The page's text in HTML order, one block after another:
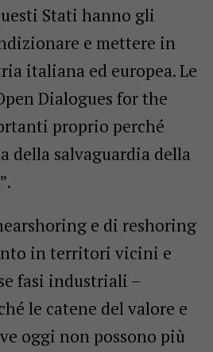
Stati hanno gli
e mettere in
italiana ed europea. Le
Dialogues for the
proprio perché
della salvaguardia della
e di reshoring
in territori vicini e
fasi industriali –
le catene del valore e
oggi non possono più